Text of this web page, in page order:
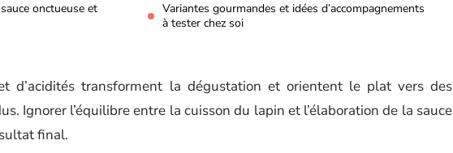
onctueuse et
Variantes gourmandes et idées d’accompagnements
à tester chez soi
d’acidités transforment la dégustation et orientent le plat vers des
Ignorer l’équilibre entre la cuisson du lapin et l’élaboration de la sauce
final.